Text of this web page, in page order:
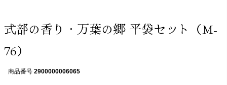
式部の香り・万葉の郷 平袋セット（M-
76）
商品番号 2900000006065